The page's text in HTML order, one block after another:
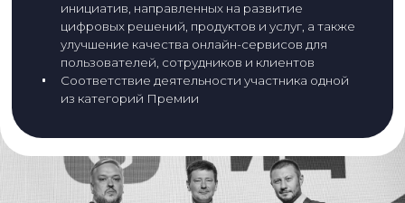
инициатив, направленных на развитие
цифровых решений, продуктов и услуг, а также
улучшение качества онлайн-сервисов для
пользователей, сотрудников и клиентов
Соответствие деятельности участника одной
из категорий Премии